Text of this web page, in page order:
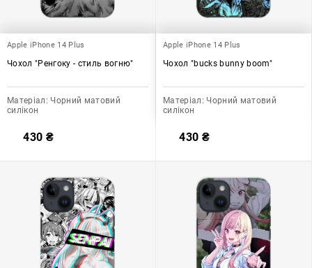
Apple iPhone 14 Plus
Чохол "Ренгоку - стиль вогню"
Матеріал: Чорний матовий
силікон
430 ₴
Apple iPhone 14 Plus
Чохол "bucks bunny boom"
Матеріал: Чорний матовий
силікон
430 ₴